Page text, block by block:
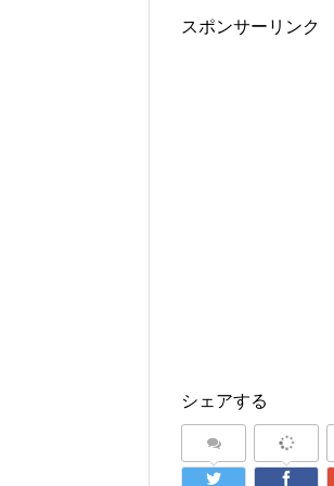
スポンサーリンク
シェアする